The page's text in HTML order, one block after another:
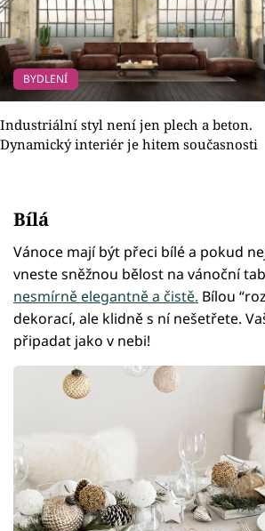
BYDLENÍ
Industriální styl není jen plech a beton.
Dynamický interiér je hitem současnosti
Bílá
Vánoce mají být přeci bílé a pokud
vneste sněžnou bělost na vánoční
nesmírně elegantně a čistě. Bílou
dekorací, ale klidně s ní nešetřete.
připadat jako v nebi!